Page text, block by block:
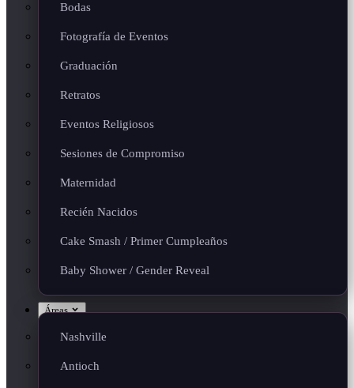
Bodas
Fotografía de Eventos
Graduación
Retratos
Eventos Religiosos
Sesiones de Compromiso
Maternidad
Recién Nacidos
Cake Smash / Primer Cumpleaños
Baby Shower / Gender Reveal
Áreas
Nashville
Antioch